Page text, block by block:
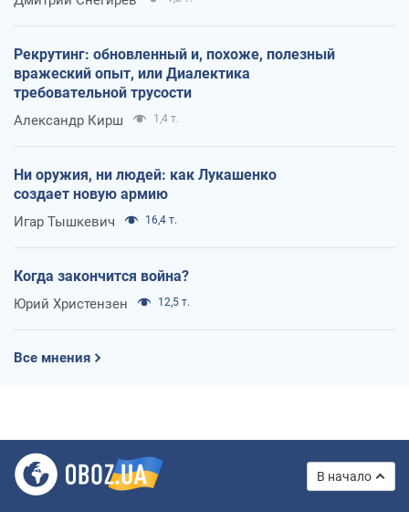
Рекрутинг: обновленный и, похоже, полезный
вражеский опыт, или Диалектика
требовательной трусости
Александр Кирш 1,4 т.
Ни оружия, ни людей: как Лукашенко
создает новую армию
Игар Тышкевич 16,4 т.
Когда закончится война?
Юрий Христензен 12,5 т.
Все мнения
В начало